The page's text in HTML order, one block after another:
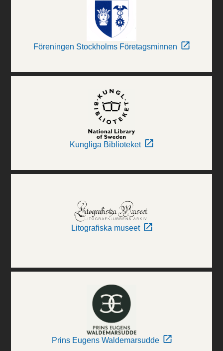
Föreningen Stockholms Företagsminnen
Kungliga Biblioteket
Litografiska museet
Prins Eugens Waldemarsudde